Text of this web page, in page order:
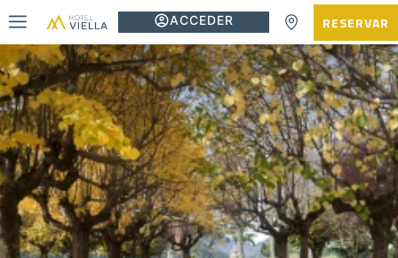
ACCEDER RESERVAR